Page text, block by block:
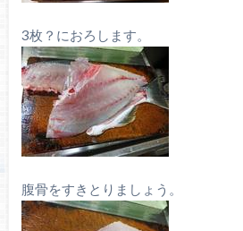
3枚？におろします。
腹骨をすきとりましょう。